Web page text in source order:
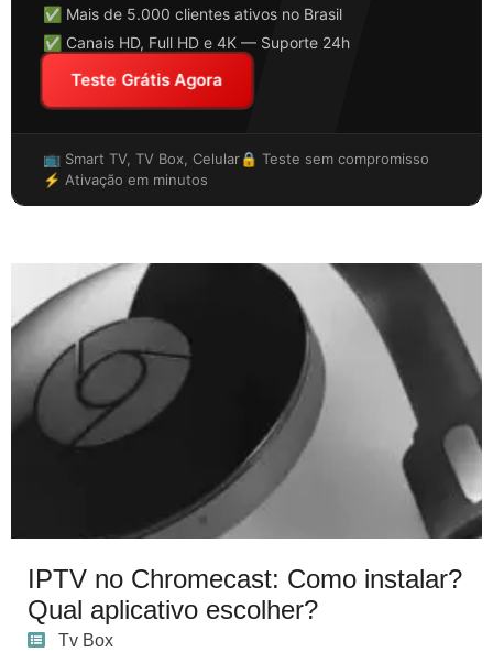
✅ Mais de 5.000 clientes ativos no Brasil
✅ Canais HD, Full HD e 4K — Suporte 24h
Teste Grátis Agora
📺 Smart TV, TV Box, Celular🔒 Teste sem compromisso
⚡ Ativação em minutos
IPTV no Chromecast: Como instalar?
Qual aplicativo escolher?
Tv Box